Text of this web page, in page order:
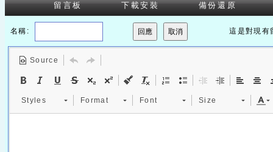
留言板 下載安裝 備份還原
名稱: 這是對現有
Source
Styles Format Font Size